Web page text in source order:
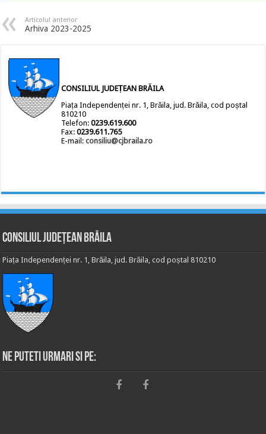
Articolul anterior
Arhiva 2023-2025
CONSILIUL JUDEȚEAN BRĂILA
Piața Independenței nr. 1, Brăila, jud. Brăila, cod poștal
810210
Telefon:0239.619.600
Fax:0239.611.765
E-mail:consiliu@cjbraila.ro
Consiliul Județean Brăila
Piața Independenței nr. 1, Brăila, jud. Brăila, cod poștal 810210
Ne puteti urmari si pe: